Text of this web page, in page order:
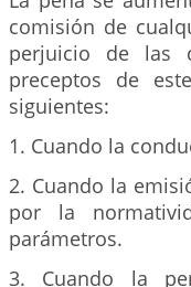
comisión de
perjuicio de las
preceptos de
siguientes:
1. Cuando la
2. Cuando la
por la
parámetros.
3. Cuando la